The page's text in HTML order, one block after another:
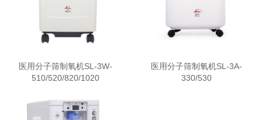
医用分子筛制氧机SL-3W-
510/520/820/1020
医用分子筛制氧机SL-3A-
330/530